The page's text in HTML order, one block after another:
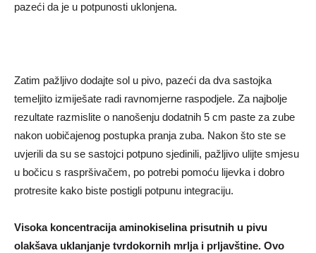
pazeći da je u potpunosti uklonjena.
Zatim pažljivo dodajte sol u pivo, pazeći da dva sastojka
temeljito izmiješate radi ravnomjerne raspodjele. Za najbolje
rezultate razmislite o nanošenju dodatnih 5 cm paste za zube
nakon uobičajenog postupka pranja zuba. Nakon što ste se
uvjerili da su se sastojci potpuno sjedinili, pažljivo ulijte smjesu
u bočicu s raspršivačem, po potrebi pomoću lijevka i dobro
protresite kako biste postigli potpunu integraciju.
Visoka koncentracija aminokiselina prisutnih u pivu
olakšava uklanjanje tvrdokornih mrlja i prljavštine. Ovo